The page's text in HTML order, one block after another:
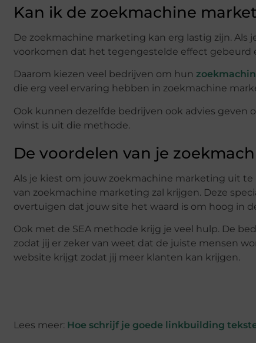
Kan ik de zoekmachine
De zoekmachine marketing kan erg lastig zijn.
voorkomen dat het tegengestelde effect gebeurd
Daarom kiezen veel bedrijven om hun
die erg veel ervaring hebben in zoekmachine
Ook kunnen dezelfde bedrijven ook advies geven
winst is uit die methode.
De voordelen van je
Als je kiest om jouw zoekmachine marketing uit
van zoekmachine marketing zal krijgen. Deze
overtuigen dat jouw site het waard is om hoog in
Ook met de SEA methode krijg je veel hulp. De
zodat jij er zeker van weet dat de juiste mensen
website krijgt zodat jij meer klanten kan krijgen.
Lees meer: Hoe schrijf je goede linkbuilding